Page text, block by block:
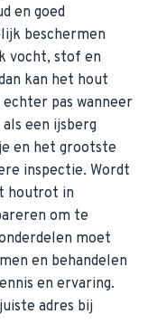
en goed
beschermen
vocht, stof en
kan het hout
pas wanneer
een ijsberg
en het grootste
inspectie. Wordt
houtrot in
om te
moet
en behandelen
en ervaring.
adres bij